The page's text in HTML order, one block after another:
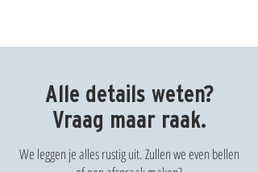
Alle details weten?
Vraag maar raak.
We leggen je alles rustig uit. Zullen we even bellen